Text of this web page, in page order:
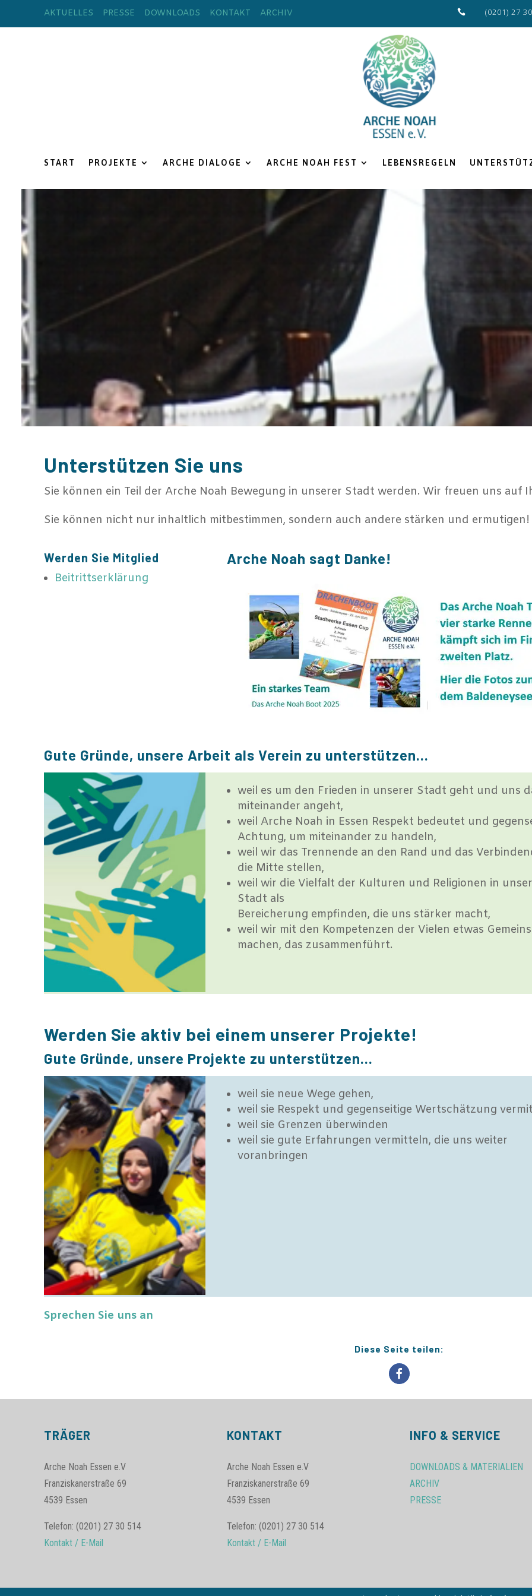
AKTUELLES PRESSE DOWNLOADS KONTAKT ARCHIV  (0201) 27
START PROJEKTE ARCHE DIALOGE ARCHE NOAH FEST LEBENSREGELN
Unterstützen Sie uns
Sie können ein Teil der Arche Noah Bewegung in unserer Stadt werden. Wir freuen uns
Sie können nicht nur inhaltlich mitbestimmen, sondern auch andere stärken und ermutigen!
Werden Sie Mitglied
Beitrittserklärung
Arche Noah sagt Danke!
Gute Gründe, unsere Arbeit als Verein zu unterstützen…
weil es um den Frieden in unserer Stadt geht und uns
miteinander angeht,
weil Arche Noah in Essen Respekt bedeutet und
Achtung, um miteinander zu handeln,
weil wir das Trennende an den Rand und das
die Mitte stellen,
weil wir die Vielfalt der Kulturen und Religionen in
Stadt als
Bereicherung empfinden, die uns stärker macht,
weil wir mit den Kompetenzen der Vielen etwas
machen, das zusammenführt.
Werden Sie aktiv bei einem unserer Projekte!
Gute Gründe, unsere Projekte zu unterstützen…
weil sie neue Wege gehen,
weil sie Respekt und gegenseitige Wertschätzung
weil sie Grenzen überwinden
weil sie gute Erfahrungen vermitteln, die uns weiter
voranbringen
Sprechen Sie uns an
Diese Seite teilen:
TRÄGER
Arche Noah Essen e.V
Franziskanerstraße 69
4539 Essen
Telefon: (0201) 27 30 514
Kontakt / E-Mail
KONTAKT
Arche Noah Essen e.V
Franziskanerstraße 69
4539 Essen
Telefon: (0201) 27 30 514
Kontakt / E-Mail
INFO & SERVICE
DOWNLOADS & MATERIALIEN
ARCHIV
PRESSE